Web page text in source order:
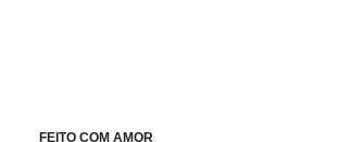
FEITO COM AMOR